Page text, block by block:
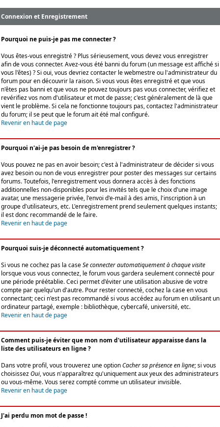
Connexion et Enregistrement
Pourquoi ne puis-je pas me connecter ?
Vous êtes-vous enregistré ? Plus sérieusement, vous devez vous enregistrer
afin de vous connecter. Avez-vous été banni du forum (un message est affiché si
vous l'êtes) ? Si oui, vous devriez contacter le webmestre ou l'administrateur du
forum pour en découvrir la raison. Si vous vous êtes enregistré et que vous
n'êtes pas banni et que vous ne pouvez toujours pas vous connecter, vérifiez et
revérifiez vos nom d'utilisateur et mot de passe; c'est généralement de là que
vient le problème. Si cela ne fonctionne toujours pas, contactez l'administrateur
du forum; il se peut que le forum ait été mal configuré.
Revenir en haut de page
Pourquoi n'ai-je pas besoin de m'enregistrer ?
Vous pouvez ne pas en avoir besoin; c'est à l'administrateur de décider si vous
avez besoin ou non de vous enregistrer pour poster des messages sur certains
forums. Toutefois, l'enregistrement vous donnera accès à des fonctions
additionnelles non-disponibles pour les invités tels que le choix d'une image
avatar, une messagerie privée, l'envoi d'e-mail à des amis, l'inscription à un
groupe d'utilisateurs, etc. L'enregistrement prend seulement quelques instants;
il est donc recommandé de le faire.
Revenir en haut de page
Pourquoi suis-je déconnecté automatiquement ?
Si vous ne cochez pas la caseSe connecter automatiquement à chaque visite
lorsque vous vous connectez, le forum vous gardera seulement connecté pour
une période préétablie. Ceci permet d'éviter une utilisation abusive de votre
compte par quelqu'un d'autre. Pour rester connecté, cochez la case en vous
connectant; ceci n'est pas recommandé si vous accédez au forum en utilisant un
ordinateur partagé, exemple : bibliothèque, cybercafé, université, etc.
Revenir en haut de page
Comment puis-je éviter que mon nom d'utilisateur apparaisse dans la
liste des utilisateurs en ligne ?
Dans votre profil, vous trouverez une optionCacher sa présence en ligne; si vous
choisissezOui, vous n'apparaîtrez qu'uniquement aux yeux des administrateurs
ou vous-même. Vous serez compté comme un utilisateur invisible.
Revenir en haut de page
J'ai perdu mon mot de passe !